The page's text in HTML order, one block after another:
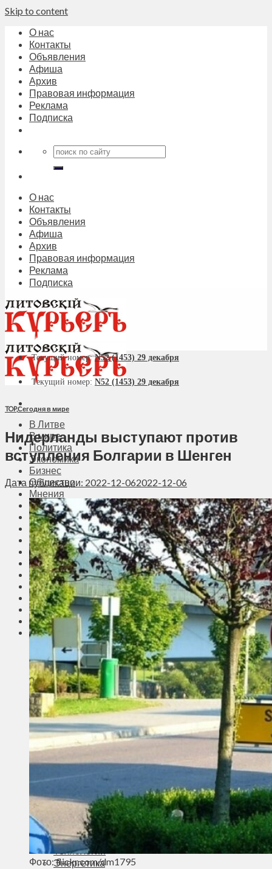
Skip to content
О нас
Контакты
Объявления
Афиша
Архив
Правовая информация
Реклама
Подписка
О нас
Контакты
Объявления
Афиша
Архив
Правовая информация
Реклама
Подписка
В Литве
В мире
Политика
Экономика
Бизнес
Общество
Мнения
Вильнюс
Клайпеда
Висагинас
Регионы
Соседи
Транспорт
Выбор читателей
Калейдоскоп
Армия
Сейм Литвы
Культура
Больше
Фоторепортаж
Туризм
ЛК рекомендует
Сеньорам
Образование
Здравоохранение
Экология
Происшествия
Приграничье
Деньги
Визиты
Выборы
Агроновости
Едим дома
Ищу семью
Духовное пространство
Спорт
Технологии
Энергетика
Текущий номер:N52 (1453) 29 декабря
Текущий номер: N52 (1453) 29 декабря
TOP,Сегодня в мире
Нидерланды выступают против
вступления Болгарии в Шенген
Дата публикации: 2022-12-062022-12-06
Фото: flickr.com/dm1795